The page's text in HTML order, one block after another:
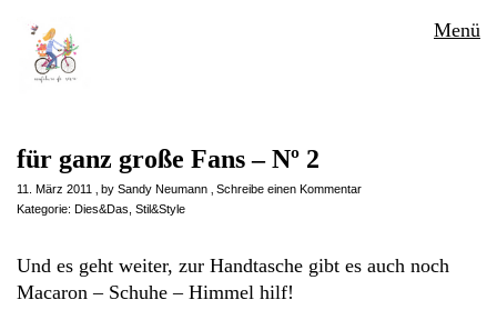
Menü
für ganz große Fans – Nº 2
11. März 2011 by Sandy Neumann
Schreibe einen Kommentar
Kategorie: Dies&Das Stil&Style
Und es geht weiter, zur Handtasche gibt es auch noch
Macaron – Schuhe – Himmel hilf!